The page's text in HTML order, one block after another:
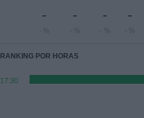
-
- %
-
- %
-
- %
-
- %
RANKING POR HORAS
17:30